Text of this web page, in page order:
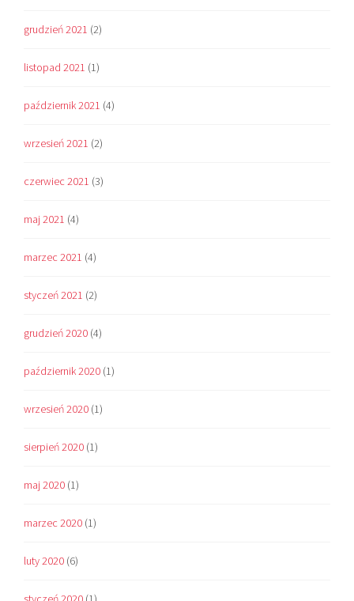
grudzień 2021 (2)
listopad 2021 (1)
październik 2021 (4)
wrzesień 2021 (2)
czerwiec 2021 (3)
maj 2021 (4)
marzec 2021 (4)
styczeń 2021 (2)
grudzień 2020 (4)
październik 2020 (1)
wrzesień 2020 (1)
sierpień 2020 (1)
maj 2020 (1)
marzec 2020 (1)
luty 2020 (6)